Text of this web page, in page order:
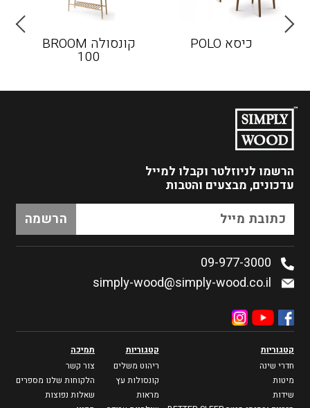
כיסא POLO קונסולה BROOM
100
הרשמו לניוזלטר וקבלו למייל
עדכונים, מבצעים והטבות
09-977-3000
simply-wood@simply-wood.co.il
קטגוריות
חדרי שינה
מיטות
שידות
קטגוריות
ריהוט משלים
קונסולות עץ
מראות
תמיכה
צור קשר
הלקוחות שלנו מספרים
שאלות נפוצות